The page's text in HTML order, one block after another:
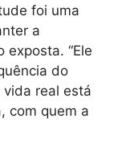
foi uma
a
“Ele
do
real está
com quem a